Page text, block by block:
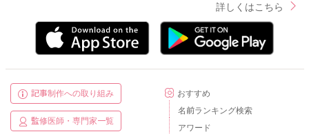
詳しくはこちら
記事制作への取り組み
監修医師・専門家一覧
おすすめ
名前ランキング検索
アワード